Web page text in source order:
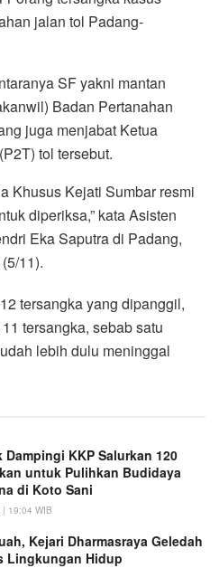
jalan tol Padang-
SF yakni mantan
Badan Pertanahan
juga menjabat Ketua
tol tersebut.
Khusus Kejati Sumbar resmi
diperiksa,” kata Asisten
Eka Saputra di Padang,
11).
tersangka yang dipanggil,
tersangka, sebab satu
lebih dulu meninggal
KKP Salurkan 120
untuk Pulihkan Budidaya
di Koto Sani
| 19:04 WIB
Kejari Dharmasraya Geledah
Lingkungan Hidup